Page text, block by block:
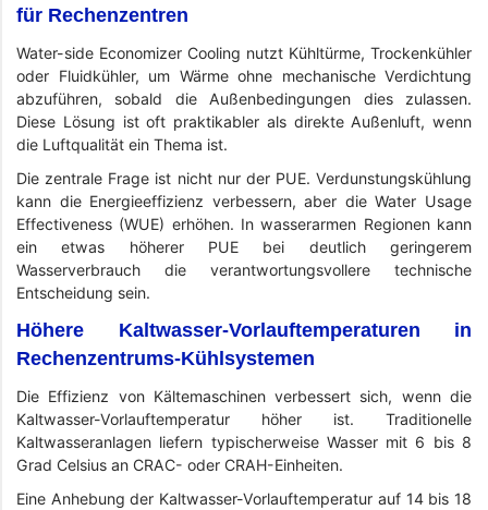
für Rechenzentren
Water-side Economizer Cooling nutzt Kühltürme, Trockenkühler
oder Fluidkühler, um Wärme ohne mechanische Verdichtung
abzuführen, sobald die Außenbedingungen dies zulassen.
Diese Lösung ist oft praktikabler als direkte Außenluft, wenn
die Luftqualität ein Thema ist.
Die zentrale Frage ist nicht nur der PUE. Verdunstungskühlung
kann die Energieeffizienz verbessern, aber die Water Usage
Effectiveness (WUE) erhöhen. In wasserarmen Regionen kann
ein etwas höherer PUE bei deutlich geringerem
Wasserverbrauch die verantwortungsvollere technische
Entscheidung sein.
Höhere Kaltwasser-Vorlauftemperaturen in
Rechenzentrums-Kühlsystemen
Die Effizienz von Kältemaschinen verbessert sich, wenn die
Kaltwasser-Vorlauftemperatur höher ist. Traditionelle
Kaltwasseranlagen liefern typischerweise Wasser mit 6 bis 8
Grad Celsius an CRAC- oder CRAH-Einheiten.
Eine Anhebung der Kaltwasser-Vorlauftemperatur auf 14 bis 18